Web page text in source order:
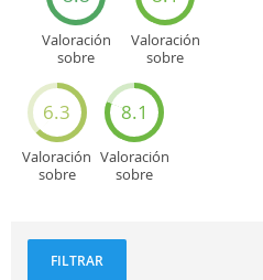
Valoración
sobre
Valoración
sobre
turísticos
6.3
Valoración
sobre
8.1
Valoración
sobre
FILTRAR